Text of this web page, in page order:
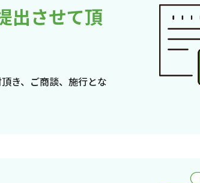
出させて頂
き、ご商談、施行とな